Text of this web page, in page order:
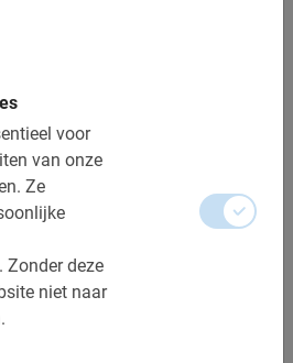
voor
van onze
Ze
Zonder deze
niet naar
leuk vinden
hele fijne tour met Rick
get geluk dat we de
waren. Een privé toer